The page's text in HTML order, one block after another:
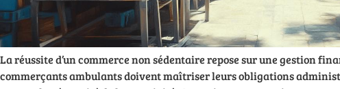
La réussite d’un commerce non sédentaire repose sur une gestion
commerçants ambulants doivent maîtriser leurs obligations